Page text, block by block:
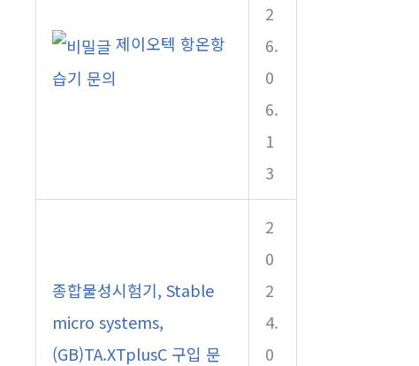
제이오텍 항온항
습기 문의
2
6.
0
6.
1
3
종합물성시험기, Stable
micro systems,
(GB)TA.XTplusC 구입 문
2
0
2
4.
0